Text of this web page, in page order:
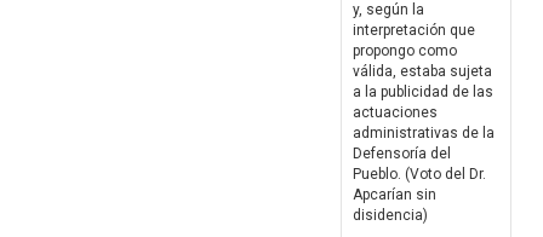
y, según la
interpretación que
propongo como
válida, estaba sujeta
a la publicidad de las
actuaciones
administrativas de la
Defensoría del
Pueblo. (Voto del Dr.
Apcarían sin
disidencia)